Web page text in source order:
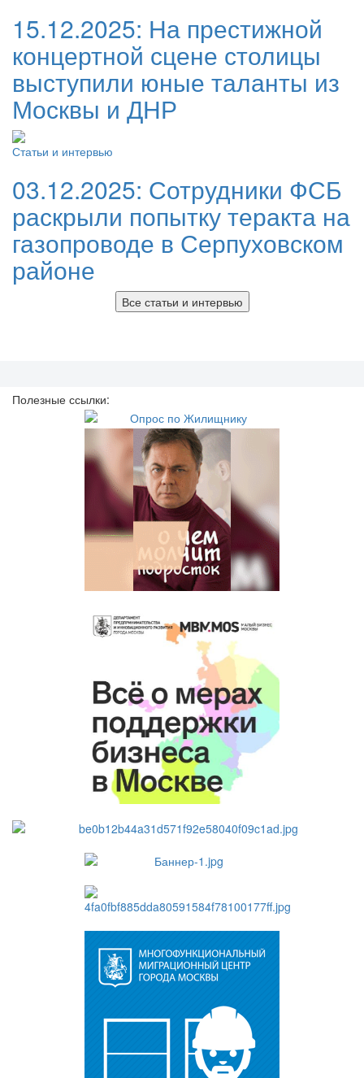
15.12.2025: На престижной
концертной сцене столицы
выступили юные таланты из
Москвы и ДНР
Статьи и интервью
03.12.2025: Сотрудники ФСБ
раскрыли попытку теракта на
газопроводе в Серпуховском
районе
Все статьи и интервью
Полезные ссылки: